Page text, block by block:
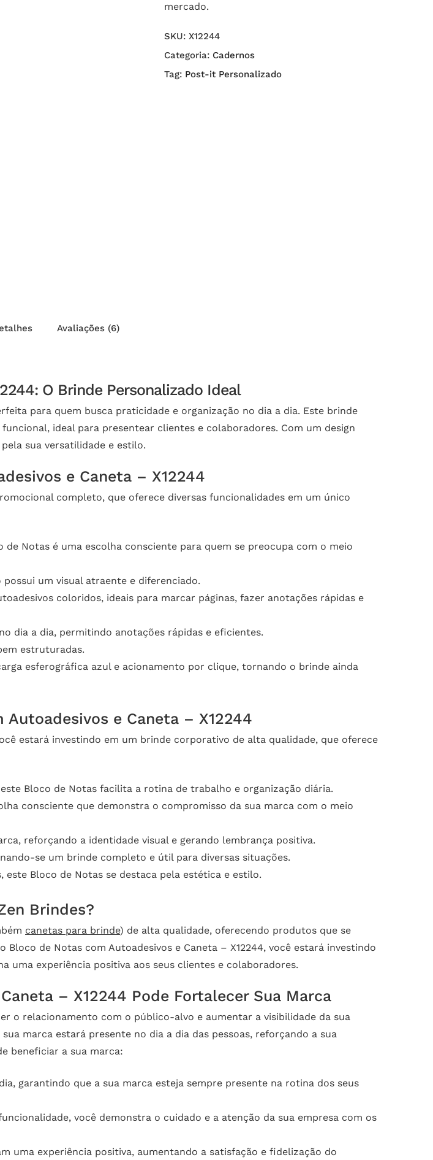
mercado.
SKU: X12244
Categoria: Cadernos
Tag: Post-it Personalizado
Avaliações (6)
O Brinde Personalizado Ideal
para quem busca praticidade e organização no dia a dia. Este brinde
ideal para presentear clientes e colaboradores. Com um design
sua versatilidade e estilo.
e Caneta – X12244
completo, que oferece diversas funcionalidades em um único
Notas é uma escolha consciente para quem se preocupa com o meio
um visual atraente e diferenciado.
coloridos, ideais para marcar páginas, fazer anotações rápidas e
dia a dia, permitindo anotações rápidas e eficientes.
estruturadas.
esferográfica azul e acionamento por clique, tornando o brinde ainda
e Caneta – X12244
estará investindo em um brinde corporativo de alta qualidade, que oferece
Bloco de Notas facilita a rotina de trabalho e organização diária.
consciente que demonstra o compromisso da sua marca com o meio
reforçando a identidade visual e gerando lembrança positiva.
se um brinde completo e útil para diversas situações.
Bloco de Notas se destaca pela estética e estilo.
Brindes?
canetas para brinde) de alta qualidade, oferecendo produtos que se
de Notas com Autoadesivos e Caneta – X12244, você estará investindo
uma experiência positiva aos seus clientes e colaboradores.
– X12244 Pode Fortalecer Sua Marca
o relacionamento com o público-alvo e aumentar a visibilidade da sua
marca estará presente no dia a dia das pessoas, reforçando a sua
beneficiar a sua marca:
garantindo que a sua marca esteja sempre presente na rotina dos seus
você demonstra o cuidado e a atenção da sua empresa com os
uma experiência positiva, aumentando a satisfação e fidelização do